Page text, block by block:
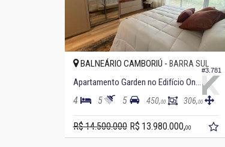
#3.781
BALNEÁRIO CAMBORIÚ - BARRA SUL
Apartamento Garden no Edifício One Tower
4 5 5 450,00 306,00
R$ 14.500.000 R$ 13.980.000,00